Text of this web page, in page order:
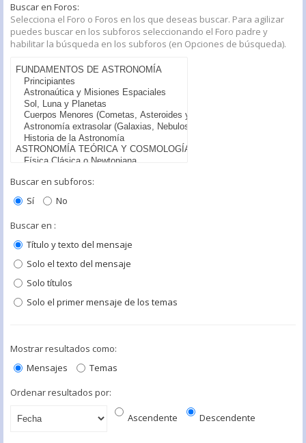
Buscar en Foros:
Selecciona el Foro o Foros en los que deseas buscar. Para agilizar
puedes buscar en los subforos seleccionando el Foro padre y
habilitar la búsqueda en los subforos (en Opciones de búsqueda).
Buscar en subforos:
Sí
No
Buscar en :
Título y texto del mensaje
Solo el texto del mensaje
Solo títulos
Solo el primer mensaje de los temas
Mostrar resultados como:
Mensajes
Temas
Ordenar resultados por:
Ascendente Descendente